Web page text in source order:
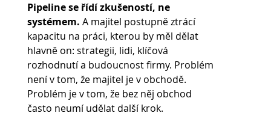
Pipeline se řídí zkušeností, ne
systémem. A majitel postupně ztrácí
kapacitu na práci, kterou by měl dělat
hlavně on: strategii, lidi, klíčová
rozhodnutí a budoucnost firmy. Problém
není v tom, že majitel je v obchodě.
Problém je v tom, že bez něj obchod
často neumí udělat další krok.